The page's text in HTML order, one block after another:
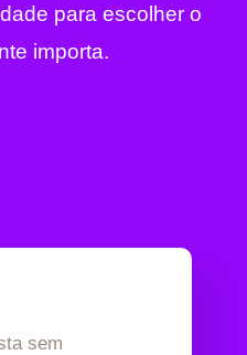
para escolher o
importa.
sem